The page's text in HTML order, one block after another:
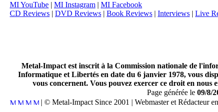
MI YouTube | MI Instagram | MI Facebook
CD Reviews | DVD Reviews | Book Reviews | Interviews | Live
Metal-Impact est inscrit à la Commission nationale de
Informatique et Libertés en date du 6 janvier 1978, vous
vous concernent. Vous pouvez exercer ce droit en
Page générée le 09/8/
| © Metal-Impact Since 2001 | Webmaster et Rédacteur